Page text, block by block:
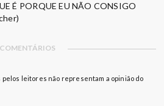
É PORQUE EU NÃO CONSIGO
COMENTÁRIOS
leitores não representam a opinião do